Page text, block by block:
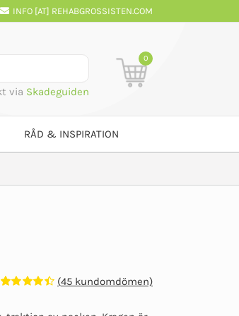
INFO [AT] REHABGROSSISTEN.COM
via Skadeguiden
0
RÅD & INSPIRATION
(45 kundomdömen)